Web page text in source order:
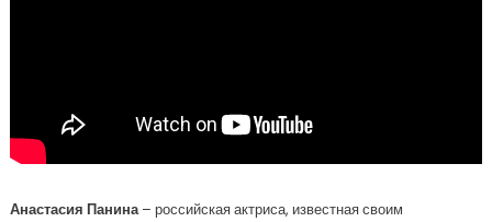
Анастасия Панина– российская актриса, известная своим